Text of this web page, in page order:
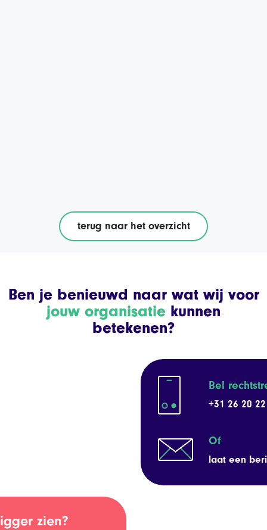
terug naar het overzicht
Ben je benieuwd naar wat wij voor
jouw organisatie kunnen
betekenen?
Bel
+31 26 20
Of
laat een
zien?